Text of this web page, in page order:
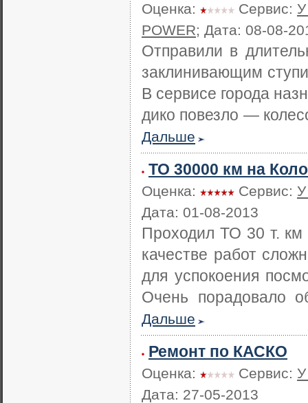
Оценка: Сервис:
POWER; Дата: 08-08-
Отправили в
заклинивающим
В сервисе города
дико повезло —
Дальше
ТО 30000 км на
Оценка: Сервис:
Дата: 01-08-2013
Проходил ТО 30 т. км
качестве работ
для успокоения
Очень порадовало
Дальше
Ремонт по КАСКО
Оценка: Сервис:
Дата: 27-05-2013